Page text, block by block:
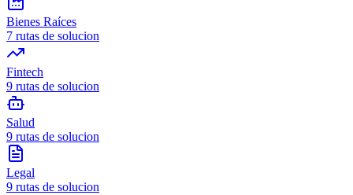
Bienes Raíces
7 rutas de solucion
Fintech
9 rutas de solucion
Salud
9 rutas de solucion
Legal
9 rutas de solucion